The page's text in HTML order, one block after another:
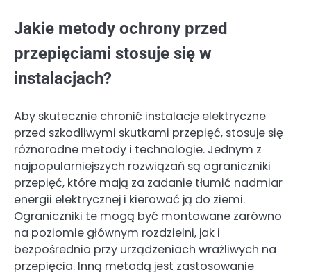
Jakie metody ochrony przed
przepięciami stosuje się w
instalacjach?
Aby skutecznie chronić instalacje elektryczne
przed szkodliwymi skutkami przepięć, stosuje się
różnorodne metody i technologie. Jednym z
najpopularniejszych rozwiązań są ograniczniki
przepięć, które mają za zadanie tłumić nadmiar
energii elektrycznej i kierować ją do ziemi.
Ograniczniki te mogą być montowane zarówno
na poziomie głównym rozdzielni, jak i
bezpośrednio przy urządzeniach wrażliwych na
przepięcia. Inną metodą jest zastosowanie